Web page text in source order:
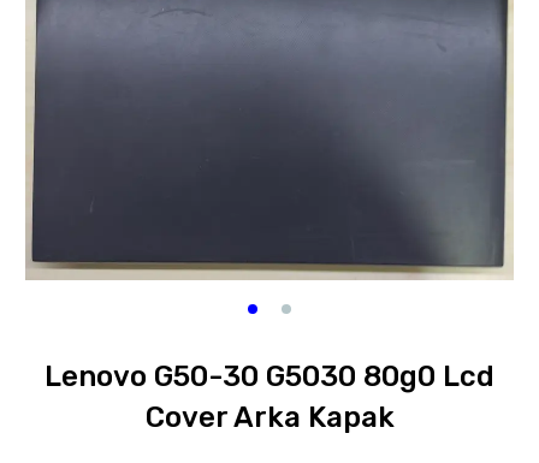
Lenovo G50-30 G5030 80g0 Lcd
Cover Arka Kapak